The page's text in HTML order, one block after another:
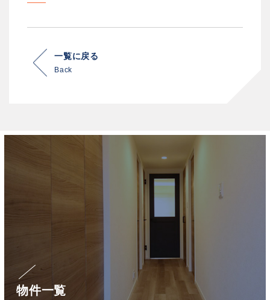
一覧に戻る
Back
物件一覧